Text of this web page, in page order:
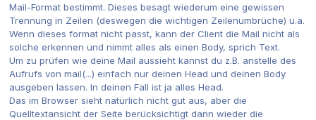
Mail-Format bestimmt. Dieses besagt wiederum eine gewissen
Trennung in Zeilen (deswegen die wichtigen Zeilenumbrüche) u.ä.
Wenn dieses format nicht passt, kann der Client die Mail nicht als
solche erkennen und nimmt alles als einen Body, sprich Text.
Um zu prüfen wie deine Mail aussieht kannst du z.B. anstelle des
Aufrufs von mail(...) einfach nur deinen Head und deinen Body
ausgeben lassen. In deinen Fall ist ja alles Head.
Das im Browser sieht natürlich nicht gut aus, aber die
Quelltextansicht der Seite berücksichtigt dann wieder die